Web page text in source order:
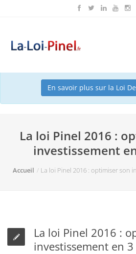
En savoir plus sur la Loi
La loi Pinel 2016 :
investissement
Accueil La loi Pinel 2016 : optimiser son
La loi Pinel 2016 :
investissement en